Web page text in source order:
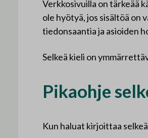
Verkkosivuilla on tärkeää
ole hyötyä, jos sisältöä on
tiedonsaantia ja asioiden
Selkeä kieli on
Pikaohje
Kun haluat kirjoittaa